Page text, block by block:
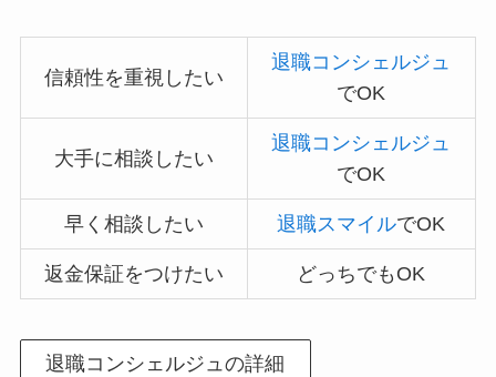
信頼性を重視したい
退職コンシェルジュ
でOK
大手に相談したい
退職コンシェルジュ
でOK
早く相談したい 退職スマイルでOK
返金保証をつけたい どっちでもOK
退職コンシェルジュの詳細